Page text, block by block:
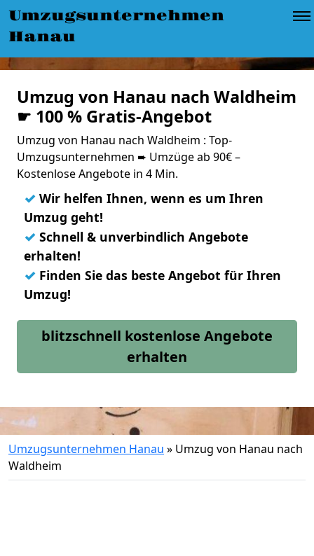
Umzugsunternehmen
Hanau
Umzug von Hanau nach Waldheim
☛ 100 % Gratis-Angebot
Umzug von Hanau nach Waldheim : Top-
Umzugsunternehmen ➨ Umzüge ab 90€ –
Kostenlose Angebote in 4 Min.
✓ Wir helfen Ihnen, wenn es um Ihren
Umzug geht!
✓ Schnell & unverbindlich Angebote
erhalten!
✓ Finden Sie das beste Angebot für Ihren
Umzug!
blitzschnell kostenlose Angebote
erhalten
Umzugsunternehmen Hanau » Umzug von Hanau nach
Waldheim